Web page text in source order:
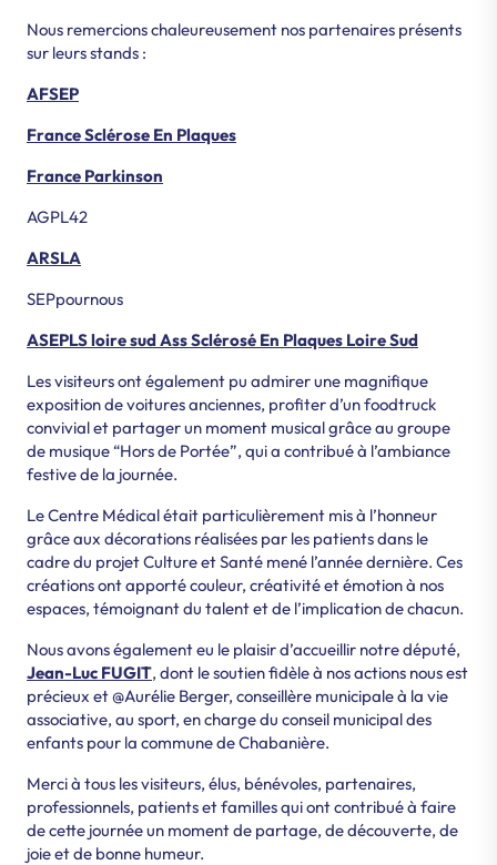
Nous remercions chaleureusement nos partenaires présents
sur leurs stands :
AFSEP
France Sclérose En Plaques
France Parkinson
AGPL42
ARSLA
SEPpournous
ASEPLS loire sud Ass Sclérosé En Plaques Loire Sud
Les visiteurs ont également pu admirer une magnifique
exposition de voitures anciennes, profiter d’un foodtruck
convivial et partager un moment musical grâce au groupe
de musique “Hors de Portée”, qui a contribué à l’ambiance
festive de la journée.
Le Centre Médical était particulièrement mis à l’honneur
grâce aux décorations réalisées par les patients dans le
cadre du projet Culture et Santé mené l’année dernière. Ces
créations ont apporté couleur, créativité et émotion à nos
espaces, témoignant du talent et de l’implication de chacun.
Nous avons également eu le plaisir d’accueillir notre député,
Jean-Luc FUGIT, dont le soutien fidèle à nos actions nous est
précieux et @Aurélie Berger, conseillère municipale à la vie
associative, au sport, en charge du conseil municipal des
enfants pour la commune de Chabanière.
Merci à tous les visiteurs, élus, bénévoles, partenaires,
professionnels, patients et familles qui ont contribué à faire
de cette journée un moment de partage, de découverte, de
joie et de bonne humeur.